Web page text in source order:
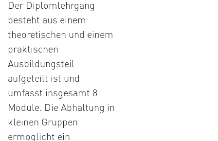
Der Diplomlehrgang
besteht aus einem
theoretischen und einem
praktischen
Ausbildungsteil
aufgeteilt ist und
umfasst insgesamt 8
Module. Die Abhaltung in
kleinen Gruppen
ermöglicht ein